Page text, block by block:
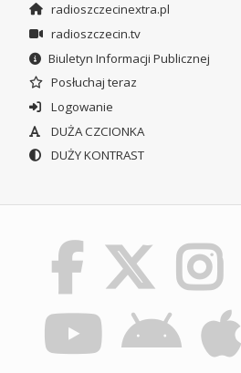
radioszczecinextra.pl
radioszczecin.tv
Biuletyn Informacji Publicznej
Posłuchaj teraz
Logowanie
DUŻA CZCIONKA
DUŻY KONTRAST